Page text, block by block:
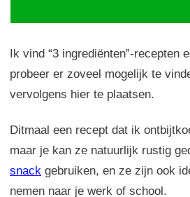
Ik vind “3 ingrediënten”-recepten
probeer er zoveel mogelijk te
vervolgens hier te plaatsen.
Ditmaal een recept dat ik
maar je kan ze natuurlijk rustig
snack gebruiken, en ze zijn ook
nemen naar je werk of school.